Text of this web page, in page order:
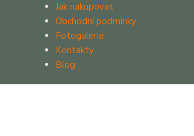
Jak nakupovat
Obchodní podmínky
Fotogalerie
Kontakty
Blog